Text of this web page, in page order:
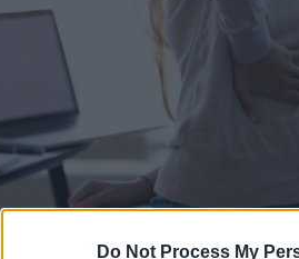
Do Not Process My